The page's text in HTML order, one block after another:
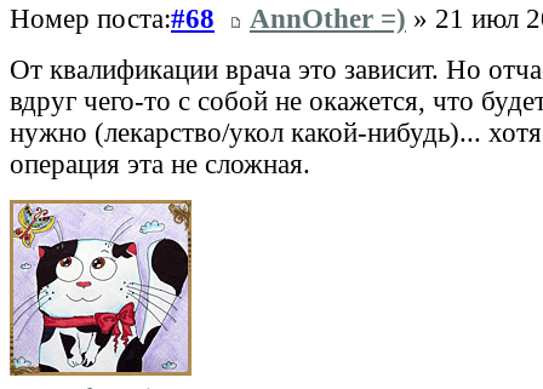
Номер поста:#68 AnnOther =) » 21 июл
От квалификации врача это зависит. Но
вдруг чего-то с собой не окажется, что
нужно (лекарство/укол какой-нибудь)...
операция эта не сложная.